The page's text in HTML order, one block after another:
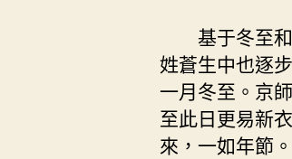
基于冬至
姓蒼生中也逐
一月冬至。京
至此日更易新
來，一如年節